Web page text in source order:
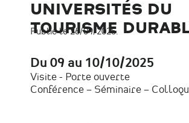
UNIVERSITÉS DU
TOURISME
Publié le 26/09/2025.
Date
Du 09 au 10/10/2025
Type
Visite - Porte ouverte
Conférence – Séminaire –